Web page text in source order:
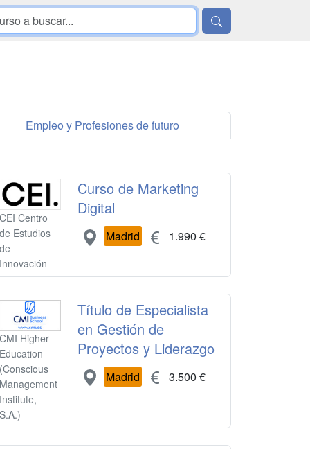
Empleo y Profesiones de futuro
CEI Centro
de Estudios
de
Innovación
Curso de Marketing
Digital
Madrid 1.990 €
CMI Higher
Education
(Conscious
Management
Institute,
S.A.)
Título de Especialista
en Gestión de
Proyectos y Liderazgo
Madrid 3.500 €